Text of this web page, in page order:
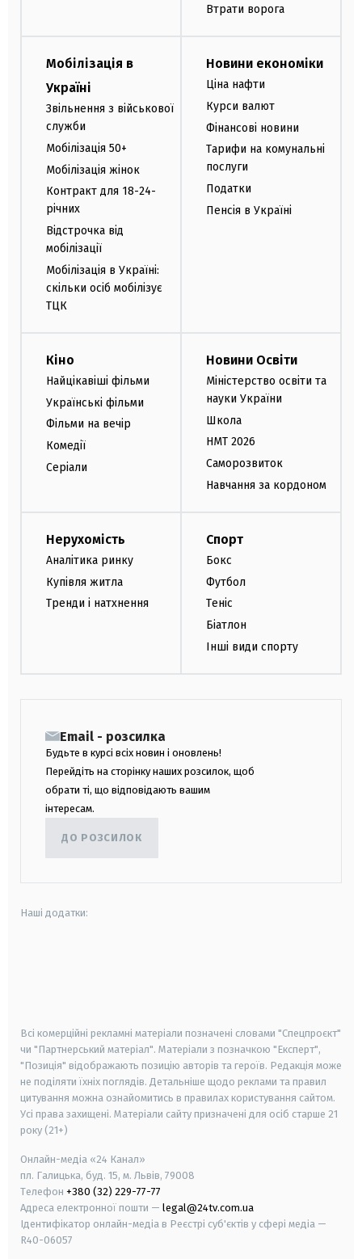
Втрати ворога
Мобілізація в
Україні
Звільнення з військової
служби
Мобілізація 50+
Мобілізація жінок
Контракт для 18-24-
річних
Відстрочка від
мобілізації
Мобілізація в Україні:
скільки осіб мобілізує
ТЦК
Новини економіки
Ціна нафти
Курси валют
Фінансові новини
Тарифи на комунальні
послуги
Податки
Пенсія в Україні
Кіно
Найцікавіші фільми
Українські фільми
Фільми на вечір
Комедії
Серіали
Новини Освіти
Міністерство освіти та
науки України
Школа
НМТ 2026
Саморозвиток
Навчання за кордоном
Нерухомість
Аналітика ринку
Купівля житла
Тренди і натхнення
Спорт
Бокс
Футбол
Теніс
Біатлон
Інші види спорту
Email - розсилка
Будьте в курсі всіх новин і оновлень!
Перейдіть на сторінку наших розсилок, щоб
обрати ті, що відповідають вашим
інтересам.
ДО РОЗСИЛОК
Наші додатки:
Всі комерційні рекламні матеріали позначені словами "Спецпроєкт"
чи "Партнерський матеріал". Матеріали з позначкою "Експерт",
"Позиція" відображають позицію авторів та героїв. Редакція може
не поділяти їхніх поглядів. Детальніше щодо реклами та правил
цитування можна ознайомитись в правилах користування сайтом.
Усі права захищені. Матеріали сайту призначені для осіб старше 21
року (21+)
Онлайн-медіа «24 Канал»
пл. Галицька, буд. 15, м. Львів, 79008
Телефон +380 (32) 229-77-77
Адреса електронної пошти — legal@24tv.com.ua
Ідентифікатор онлайн-медіа в Реєстрі суб'єктів у сфері медіа —
R40-06057